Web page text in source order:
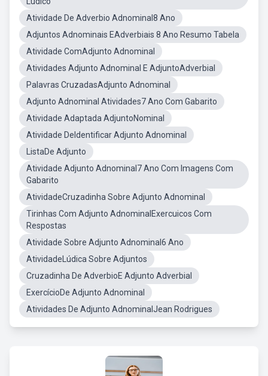
Atividade De Adverbio Adnominal8 Ano
Adjuntos Adnominais EAdverbiais 8 Ano Resumo Tabela
Atividade ComAdjunto Adnominal
Atividades Adjunto Adnominal E AdjuntoAdverbial
Palavras CruzadasAdjunto Adnominal
Adjunto Adnominal Atividades7 Ano Com Gabarito
Atividade Adaptada AdjuntoNominal
Atividade DeIdentificar Adjunto Adnominal
ListaDe Adjunto
Atividade Adjunto Adnominal7 Ano Com Imagens Com
Gabarito
AtividadeCruzadinha Sobre Adjunto Adnominal
Tirinhas Com Adjunto AdnominalExercuicos Com
Respostas
Atividade Sobre Adjunto Adnominal6 Ano
AtividadeLúdica Sobre Adjuntos
Cruzadinha De AdverbioE Adjunto Adverbial
ExercícioDe Adjunto Adnominal
Atividades De Adjunto AdnominalJean Rodrigues